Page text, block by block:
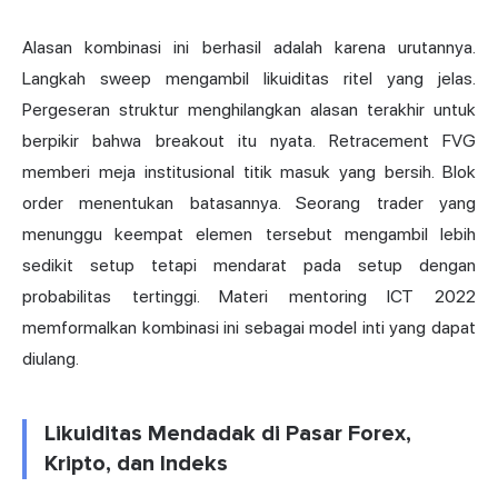
Alasan kombinasi ini berhasil adalah karena urutannya.
Langkah sweep mengambil likuiditas ritel yang jelas.
Pergeseran struktur menghilangkan alasan terakhir untuk
berpikir bahwa breakout itu nyata. Retracement FVG
memberi meja institusional titik masuk yang bersih. Blok
order menentukan batasannya. Seorang trader yang
menunggu keempat elemen tersebut mengambil lebih
sedikit setup tetapi mendarat pada setup dengan
probabilitas tertinggi. Materi mentoring ICT 2022
memformalkan kombinasi ini sebagai model inti yang dapat
diulang.
Likuiditas Mendadak di Pasar Forex,
Kripto, dan Indeks